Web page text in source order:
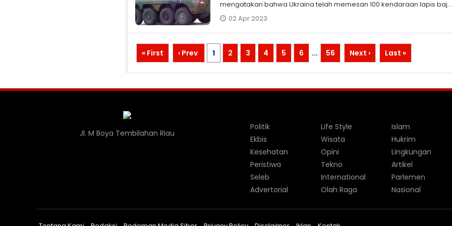
mengatakan bahwa Ukraina telah memesan 100 kendaraan lapis baja
multiguna Rosomak yang diproduksi di Polandia di bawah lisensi
Finlandia.
02 Apr 2023
« First ‹ Prev 1 2 3 4 5 6 ... 56 Next › Last »
Jl. M Boya Tembilahan Riau
Politik
Ekbis
Kesehatan
Peristiwa
Seleb
Advertorial
Life Style
Wisata
Opini
Tekno
International
Olah Raga
Islam
Hukrim
Lingkungan
Artikel
Parlemen
Nasional